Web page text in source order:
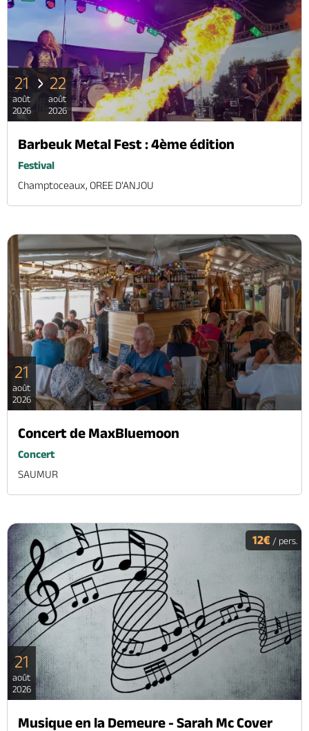
21
août
2026
22
août
2026
Barbeuk Metal Fest : 4ème édition
Festival
Champtoceaux, OREE D'ANJOU
21
août
2026
Concert de MaxBluemoon
Concert
SAUMUR
12€ / pers.
21
août
2026
Musique en la Demeure - Sarah Mc Cover